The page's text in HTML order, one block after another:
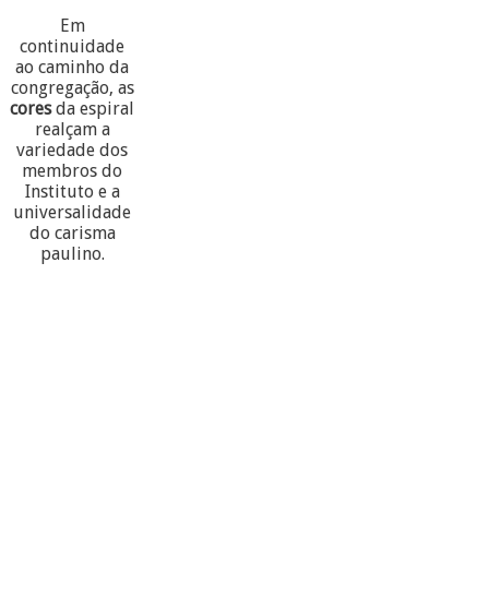
Em
continuidade
ao caminho da
congregação, as
coresda espiral
realçam a
variedade dos
membros do
Instituto e a
universalidade
do carisma
paulino.